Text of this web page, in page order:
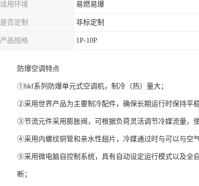
适用环境 易燃易爆
是否定制 非标定制
产品规格 1P-10P
防爆空调特点
①bkf系列防爆单元式空调机，制冷（热）量大；
②采用世界产品为主要制冷配件，确保长期运行时保持平稳
③节流元件采用膨胀阀，可根据负荷灵活调节冷媒流量，
④采用内螺纹铜管和亲水性翅片，冷媒通过时与可以与空
⑤采用微电脑自控制系统，具有自动设定运行模式以及全
断；